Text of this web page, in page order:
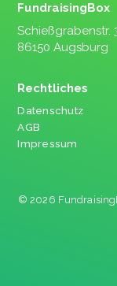
FundraisingBox
Schießgrabenstr.
86150 Augsburg
Rechtliches
Datenschutz
AGB
Impressum
© 2026